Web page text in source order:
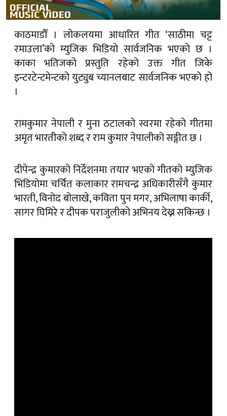
काठमाडौँ । लोकलयमा आधारित गीत ‘साठीमा चट्ट
रमाउला’को म्युजिक भिडियो सार्वजनिक भएको छ ।
काका भतिजको प्रस्तुति रहेको उक्त गीत जिके
इन्टरटेन्टमेन्टको युट्युब च्यानलबाट सार्वजनिक भएको हो
।
रामकुमार नेपाली र मुना ठटालको स्वरमा रहेको गीतमा
अमृत भारतीको शब्द र राम कुमार नेपालीको सङ्गीत छ ।
दीपेन्द्र कुमारको निर्देशनमा तयार भएको गीतको म्युजिक
भिडियोमा चर्चित कलाकार रामचन्द्र अधिकारीसँगै कुमार
भारती, विनोद बोलाखे, कविता पुन मगर, अभिलाषा कार्की,
सागर घिमिरे र दीपक पराजुलीको अभिनय देख्न सकिन्छ ।